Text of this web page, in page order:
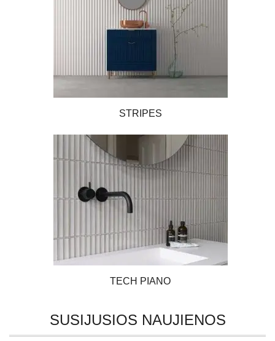
STRIPES
TECH PIANO
SUSIJUSIOS NAUJIENOS